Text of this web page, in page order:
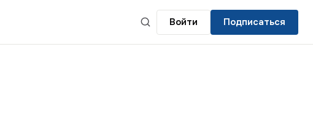
Войти Подписаться